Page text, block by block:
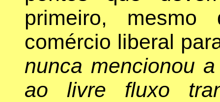
primeiro,
comércio liberal
nunca mencionou
ao livre fluxo